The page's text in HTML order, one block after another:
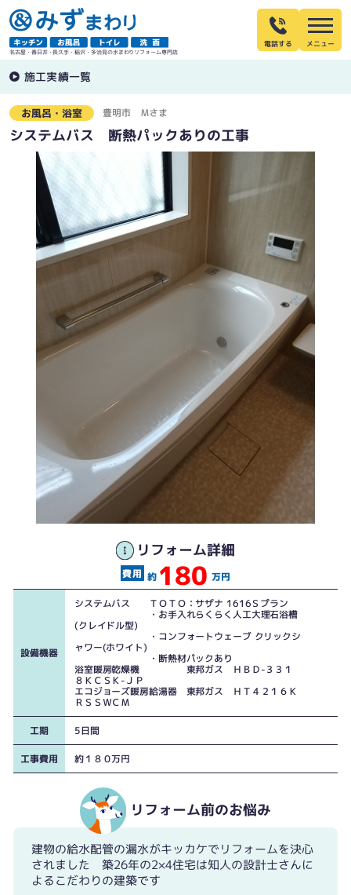
名古屋・春日井・長久手・稲沢・多治見の水まわりリフォーム専門店
電話する
施工実績一覧
お風呂・浴室 豊明市 Ｍさま
システムバス 断熱パックありの工事
リフォーム詳細
約 180 万円
設備機器
システムバス ＴＯＴＯ：サザナ 1616Ｓプラン
・お手入れらくらく人工大理石浴槽
(クレイドル型)
・コンフォートウェーブ クリックシ
ャワー(ホワイト)
・断熱材パックあり
浴室暖房乾燥機 東邦ガス ＨＢＤ-３３１
８ＫＣＳＫ-ＪＰ
エコジョーズ暖房給湯器 東邦ガス ＨＴ４２１６Ｋ
ＲＳＳＷＣＭ
工期 5日間
工事費用 約１８０万円
リフォーム前のお悩み
建物の給水配管の漏水がキッカケでリフォームを決心
されました 築26年の2×4住宅は知人の設計士さんに
よるこだわりの建築です
ＩＮＡＸブランドの高級仕様の浴室です、床・壁ともタイル張りなので冬場の
寒さ対策も切望されていました
新しい浴槽「ゆりかご」の形状で足元まで一杯の大きさに変身しています
おていれらくらく仕様なのでお掃除の時短にも・・・
浴室暖房はこれ1台で換気扇・衣類乾燥と涼風の4役で活躍します！